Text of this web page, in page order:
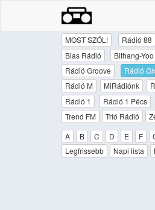
MOST SZÓL! Rádió 88
Bias Rádió
Bithang-
Rádió Groove
Rádió
Rádió M
MiRádiónk
Rádió 1
Rádió 1 Pécs
Trend FM
Trió Rádió
A
B C D E F
Legfrissebb
Napi lista